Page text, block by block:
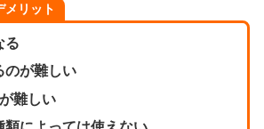
メリット
る
のが難しい
難しい